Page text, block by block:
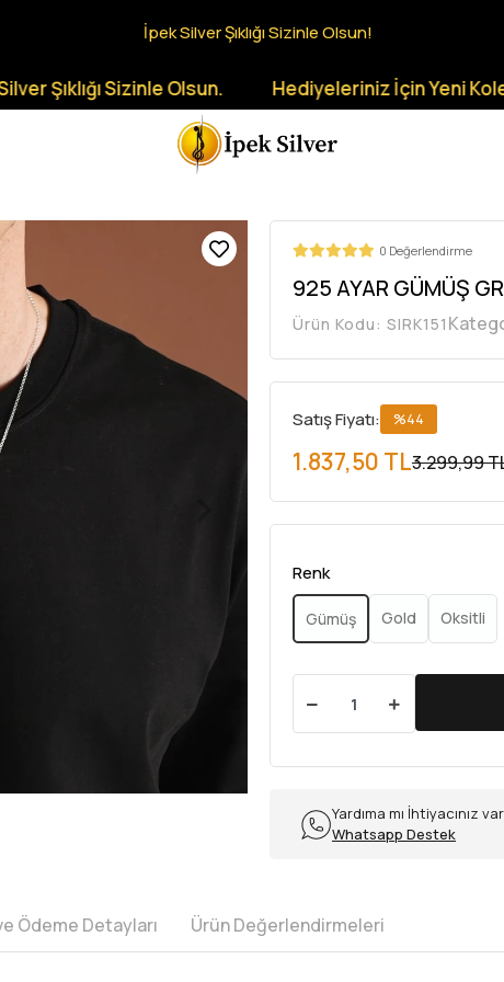
İpek Silver Şıklığı Sizinle Olsun!
Sizinle Olsun. Hediyeleriniz İçin Yeni
0 Değerlendirme
925 AYAR GÜMÜŞ
Ürün Kodu: SIRK151
Satış Fiyatı: %44
3.299,99
1.837,50 TL
Renk
Gümüş Gold Oksitli
Yardıma mı İhtiyacınız
Whatsapp Destek
Ödeme Detayları Ürün Değerlendirmeleri